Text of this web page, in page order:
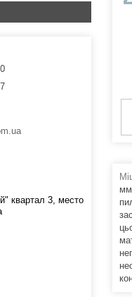
квартал 3, место